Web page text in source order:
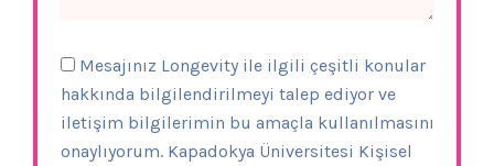
Mesajınız Longevity ile ilgili çeşitli konular
hakkında bilgilendirilmeyi talep ediyor ve
iletişim bilgilerimin bu amaçla kullanılmasını
onaylıyorum. Kapadokya Üniversitesi Kişisel